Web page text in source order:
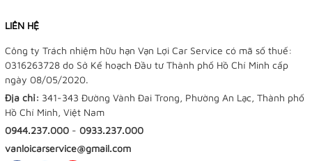
LIÊN HỆ
Công ty Trách nhiệm hữu hạn Vạn Lợi Car Service có mã số thuế:
0316263728 do Sở Kế hoạch Đầu tư Thành phố Hồ Chí Minh cấp
ngày 08/05/2020.
Địa chỉ: 341-343 Đường Vành Đai Trong, Phường An Lạc, Thành phố
Hồ Chí Minh, Việt Nam
0944.237.000 - 0933.237.000
vanloicarservice@gmail.com